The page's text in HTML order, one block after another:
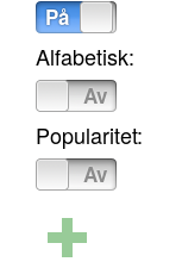
På
Alfabetisk:
Av
Popularitet:
Av